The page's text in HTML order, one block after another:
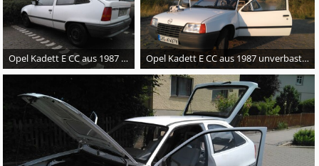
Opel Kadett E CC aus 1987 unverbastelt Originalzustand mit H-Kennzeichen selten 75 PS Opel Kadett E CC aus 1987 unverbastelt Originalzustand mit H-Kennzeichen selten 75 PS